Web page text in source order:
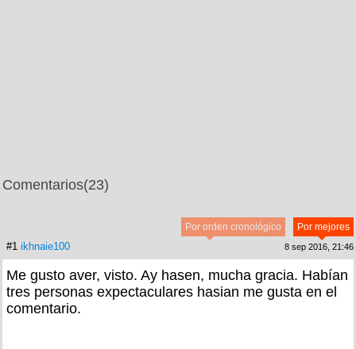
Comentarios(23)
Por mejores
Por orden cronológico
#1 ikhnaie100 8 sep 2016, 21:46
Me gusto aver, visto. Ay hasen, mucha gracia. Habían
tres personas expectaculares hasian me gusta en el
comentario.